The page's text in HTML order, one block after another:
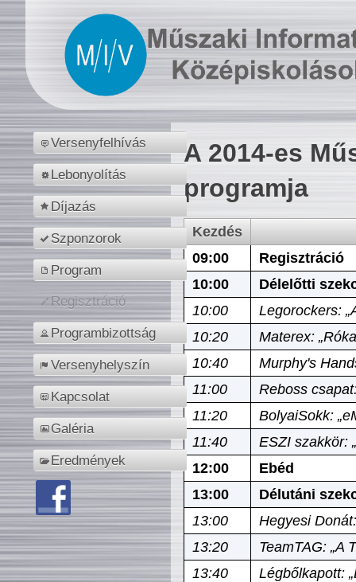
Versenyfelhívás
Lebonyolítás
Díjazás
Szponzorok
Program
Regisztráció
Programbizottság
Versenyhelyszín
Kapcsolat
Galéria
Eredmények
A 2014-es
programja
Kezdés
09:00
Regisztráció
10:00
Délelőtti
10:00
Legorockers:
10:20
Materex:
10:40
Murphy's
11:00
Reboss
11:20
BolyaiSokk:
11:40
ESZI szakkör:
12:00
Ebéd
13:00
Délutáni
13:00
Hegyesi
13:20
TeamTAG: „A
13:40
Légbőlkapott: